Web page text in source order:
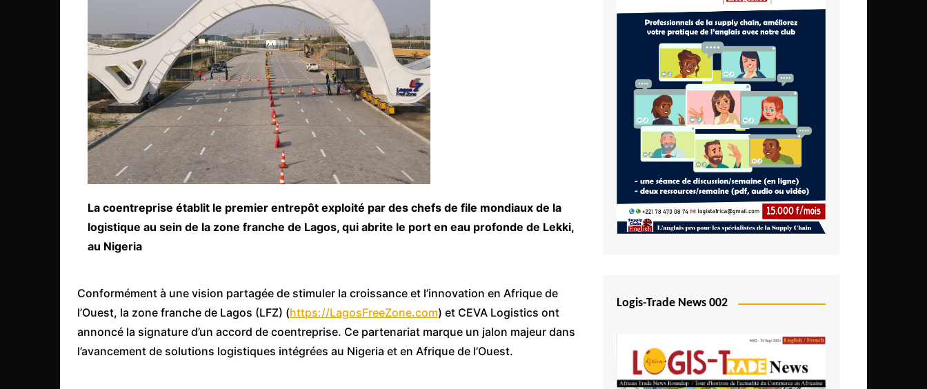
Gambie
Ghana
Guinée
Guinée Bissau
Ile Maurice
Kenya
Lesotho Fr
Liberia
Mali
Malawi Fr
Mozambique
Namibie
Nigeria
La coentreprise établit le premier entrepôt exploité par des chefs de file mondiaux de la
logistique au sein de la zone franche de Lagos, qui abrite le port en eau profonde de Lekki,
au Nigeria
Conformément à une vision partagée de stimuler la croissance et l’innovation en Afrique de
l’Ouest, la zone franche de Lagos (LFZ) (https://LagosFreeZone.com) et CEVA Logistics ont
annoncé la signature d’un accord de coentreprise. Ce partenariat marque un jalon majeur dans
l’avancement de solutions logistiques intégrées au Nigeria et en Afrique de l’Ouest.
Logis-Trade News 002